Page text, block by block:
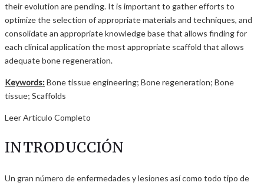
their evolution are pending. It is important to gather efforts to
optimize the selection of appropriate materials and techniques, and
consolidate an appropriate knowledge base that allows finding for
each clinical application the most appropriate scaffold that allows
adequate bone regeneration.
Keywords:Bone tissue engineering; Bone regeneration; Bone
tissue; Scaffolds
Leer Artículo Completo
INTRODUCCIÓN
Un gran número de enfermedades y lesiones así como todo tipo de